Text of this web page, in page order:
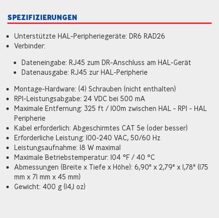
SPEZIFIZIERUNGEN
Unterstützte HAL-Peripheriegeräte: DR6 RAD26
Verbinder:
Dateneingabe: RJ45 zum DR-Anschluss am HAL-Gerät
Datenausgabe: RJ45 zur HAL-Peripherie
Montage-Hardware: (4) Schrauben (nicht enthalten)
RPI-Leistungsabgabe: 24 VDC bei 500 mA
Maximale Entfernung: 325 ft / 100m zwischen HAL - RPI - HAL
Peripherie
Kabel erforderlich: Abgeschirmtes CAT 5e (oder besser)
Erforderliche Leistung: 100-240 VAC, 50/60 Hz
Leistungsaufnahme: 18 W maximal
Maximale Betriebstemperatur: 104 °F / 40 °C
Abmessungen (Breite x Tiefe x Höhe): 6,90" x 2,79" x 1,78" (175
mm x 71 mm x 45 mm)
Gewicht: 400 g (14,1 oz)